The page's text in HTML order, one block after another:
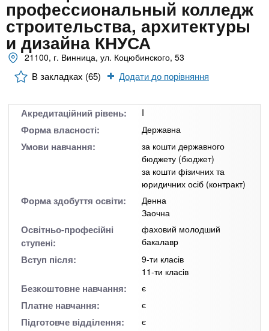
n
t
s
.
o
и
х
з
а
а
Онлайн курси
За кордоном
профессиональный колледж
строительства, архитектуры
и дизайна КНУСА
21100, г. Винница, ул. Коцюбинского, 53
В закладках (65) Додати до порівняння
Акредитаційний рівень: I
Форма власності: Державна
Умови навчання:
за кошти державного
бюджету (бюджет)
за кошти фізичних та
юридичних осіб (контракт)
Форма здобуття освіти:
Денна
Заочна
Освітньо-професійні
ступені:
фаховий молодший
бакалавр
Вступ після:
9-ти класів
11-ти класів
Безкоштовне навчання: є
Платне навчання: є
Підготовче відділення: є